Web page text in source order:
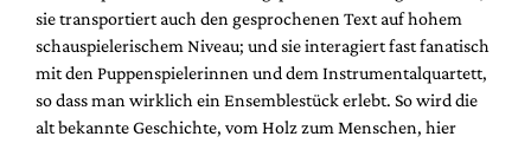
sie transportiert auch den gesprochenen Text auf hohem
schauspielerischem Niveau; und sie interagiert fast fanatisch
mit den Puppenspielerinnen und dem Instrumentalquartett,
so dass man wirklich ein Ensemblestück erlebt. So wird die
alt bekannte Geschichte, vom Holz zum Menschen, hier